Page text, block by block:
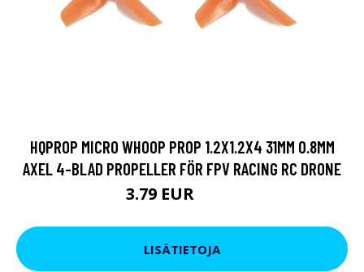
HQPROP MICRO WHOOP PROP 1.2X1.2X4 31MM 0.8MM
AXEL 4-BLAD PROPELLER FÖR FPV RACING RC DRONE
3.79 EUR
LISÄTIETOJA